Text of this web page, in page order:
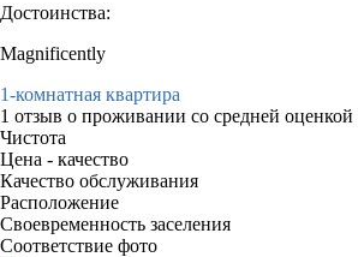
Достоинства:
Magnificently
1-комнатная квартира
1 отзыв о проживании со средней оценкой
Чистота
Цена - качество
Качество обслуживания
Расположение
Своевременность заселения
Соответствие фото